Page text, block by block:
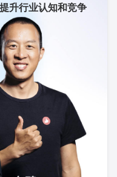
升行业认知和竞争